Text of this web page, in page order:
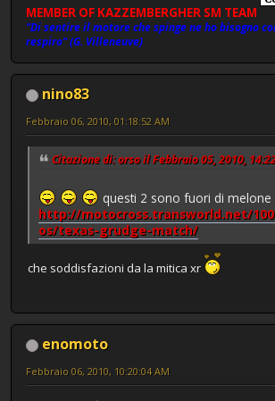
MEMBER OF KAZZEMBERGHER SM TEAM
"Di sentire il motore che spinge ne ho bisogno
respiro" (G. Villeneuve)
nino83
Febbraio 06, 2010, 01:18:52 AM
Citazione di: orso il Febbraio 05, 2010,
questi 2 sono fuori di melone
http://motocross.transworld.net/
os/texas-grudge-match/
che soddisfazioni da la mitica xr
enomoto
Febbraio 06, 2010, 10:20:04 AM